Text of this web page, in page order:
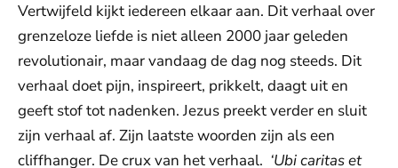
Vertwijfeld kijkt iedereen elkaar aan. Dit verhaal over
grenzeloze liefde is niet alleen 2000 jaar geleden
revolutionair, maar vandaag de dag nog steeds. Dit
verhaal doet pijn, inspireert, prikkelt, daagt uit en
geeft stof tot nadenken. Jezus preekt verder en sluit
zijn verhaal af. Zijn laatste woorden zijn als een
cliffhanger. De crux van het verhaal. ‘Ubi caritas et